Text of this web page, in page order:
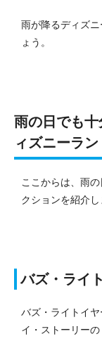
雨が降るディズ
ょう。
雨の日でも
ィズニーラン
ここからは、雨
クションを紹介し
バズ・ライ
バズ・ライトイ
イ・ストーリー